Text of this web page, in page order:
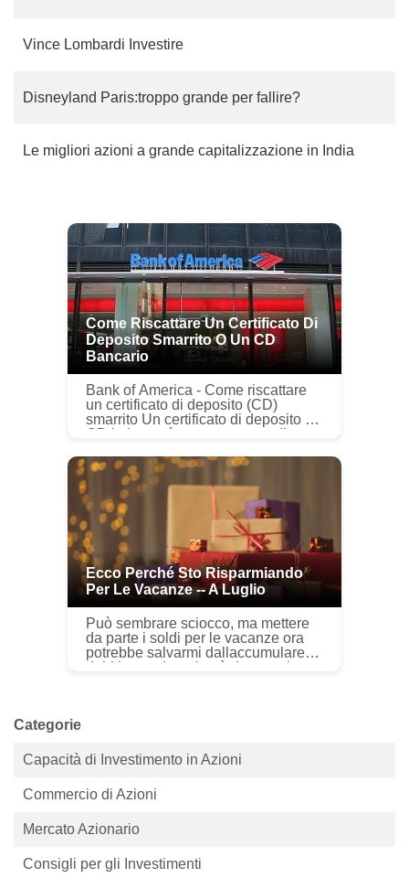
Vince Lombardi Investire
Disneyland Paris:troppo grande per fallire?
Le migliori azioni a grande capitalizzazione in India
Come Riscattare Un Certificato Di
Deposito Smarrito O Un CD
Bancario
Bank of America - Come riscattare
un certificato di deposito (CD)
smarrito Un certificato di deposito o
CD in breve è uno strumento di
medio termine offerto da banche...
Ecco Perché Sto Risparmiando
Per Le Vacanze -- A Luglio
Può sembrare sciocco, ma mettere
da parte i soldi per le vacanze ora
potrebbe salvarmi dallaccumulare
debiti quando arriverà davvero la
Categorie
Capacità di Investimento in Azioni
Commercio di Azioni
Mercato Azionario
Consigli per gli Investimenti